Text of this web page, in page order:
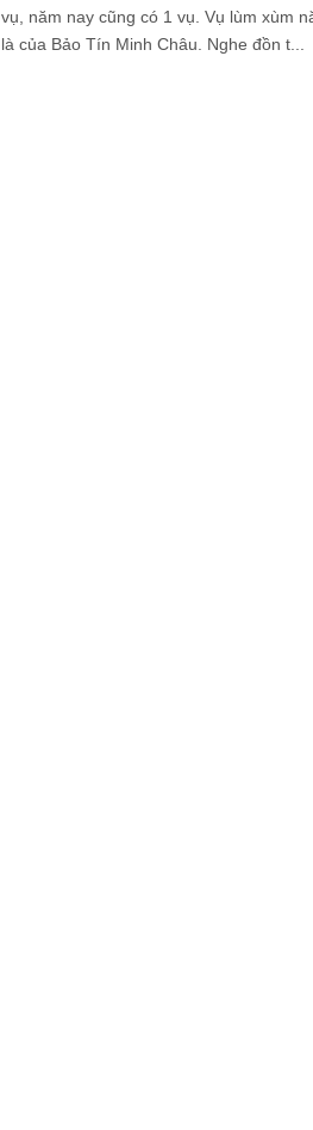
vụ, năm nay cũng có 1 vụ. Vụ lùm xùm
là của Bảo Tín Minh Châu. Nghe đồn t...